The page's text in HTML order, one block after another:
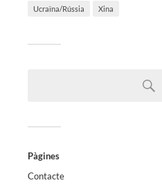
Ucraïna/Rússia Xina
Pàgines
Contacte